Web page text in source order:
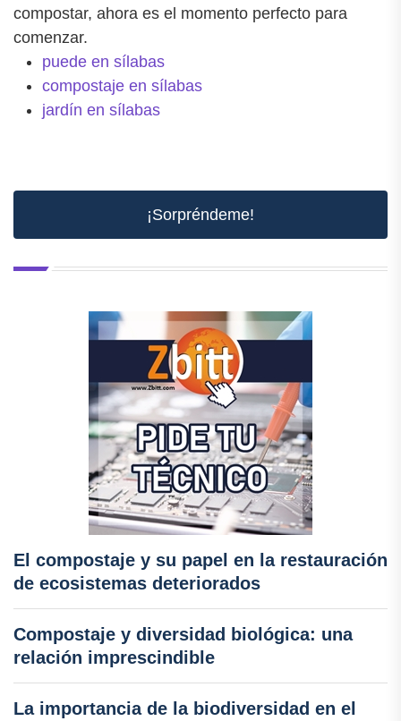
compostar, ahora es el momento perfecto para
comenzar.
puede en sílabas
compostaje en sílabas
jardín en sílabas
¡Sorpréndeme!
El compostaje y su papel en la restauración
de ecosistemas deteriorados
Compostaje y diversidad biológica: una
relación imprescindible
La importancia de la biodiversidad en el